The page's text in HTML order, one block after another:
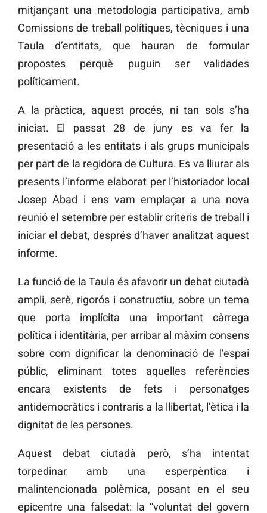
mitjançant una metodologia participativa, amb
Comissions de treball polítiques, tècniques i una
Taula d’entitats, que hauran de formular
propostes perquè puguin ser validades
políticament.
A la pràctica, aquest procés, ni tan sols s’ha
iniciat. El passat 28 de juny es va fer la
presentació a les entitats i als grups municipals
per part de la regidora de Cultura. Es va lliurar als
presents l’informe elaborat per l’historiador local
Josep Abad i ens vam emplaçar a una nova
reunió el setembre per establir criteris de treball i
iniciar el debat, després d’haver analitzat aquest
informe.
La funció de la Taula és afavorir un debat ciutadà
ampli, serè, rigorós i constructiu, sobre un tema
que porta implícita una important càrrega
política i identitària, per arribar al màxim consens
sobre com dignificar la denominació de l’espai
públic, eliminant totes aquelles referències
encara existents de fets i personatges
antidemocràtics i contraris a la llibertat, l’ètica i la
dignitat de les persones.
Aquest debat ciutadà però, s’ha intentat
torpedinar amb una esperpèntica i
malintencionada polèmica, posant en el seu
epicentre una falsedat: la “voluntat del govern